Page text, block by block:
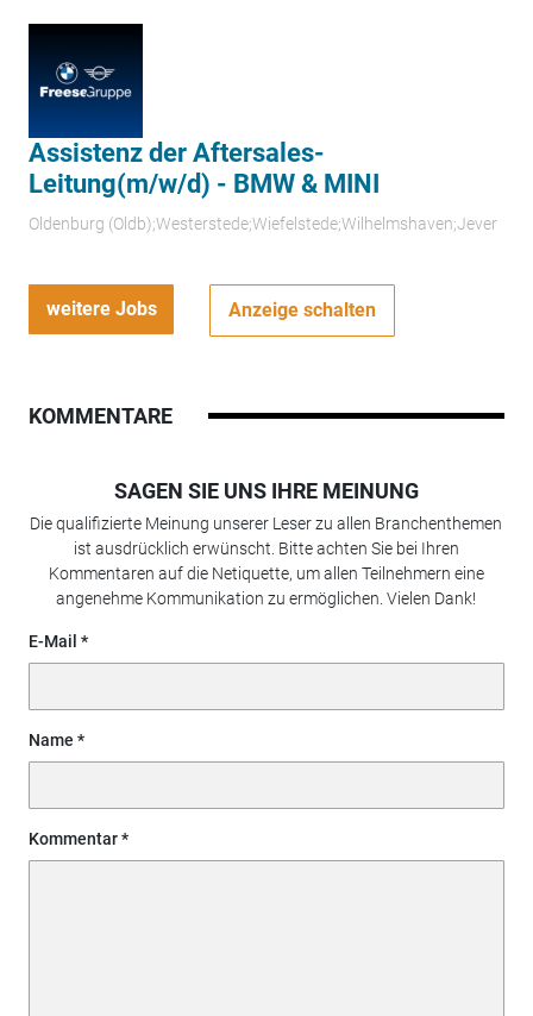
Assistenz der Aftersales-
Leitung(m/w/d) - BMW & MINI
Oldenburg (Oldb);Westerstede;Wiefelstede;Wilhelmshaven;Jever
weitere Jobs Anzeige schalten
KOMMENTARE
SAGEN SIE UNS IHRE MEINUNG
Die qualifizierte Meinung unserer Leser zu allen Branchenthemen
ist ausdrücklich erwünscht. Bitte achten Sie bei Ihren
Kommentaren auf die Netiquette, um allen Teilnehmern eine
angenehme Kommunikation zu ermöglichen. Vielen Dank!
E-Mail
Name
Kommentar